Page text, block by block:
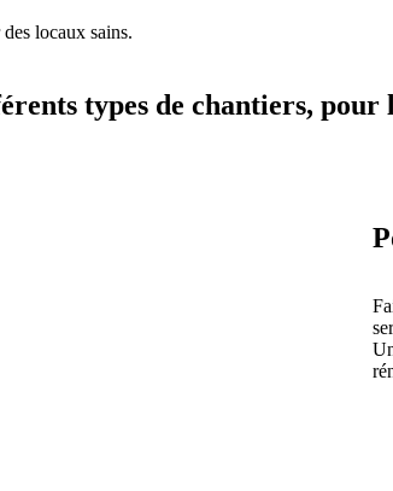
locaux sains.
types de chantiers, pour